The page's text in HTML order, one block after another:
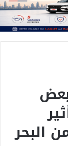
البحر